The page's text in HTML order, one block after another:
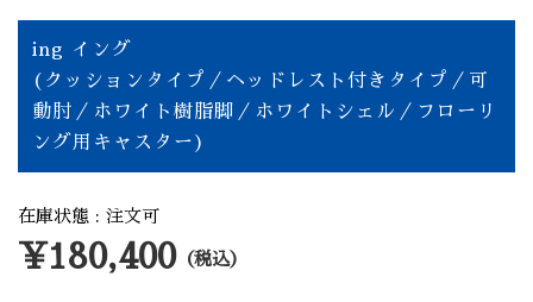
ing イング
(クッションタイプ／ヘッドレスト付きタイプ／可
動肘／ホワイト樹脂脚／ホワイトシェル／フローリ
ング用キャスター)
在庫状態 : 注文可
¥180,400（税込）